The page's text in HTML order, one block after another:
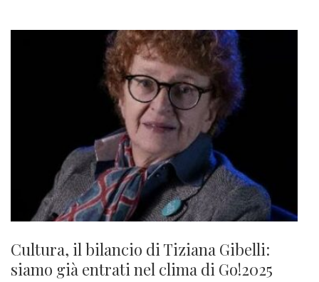
Cultura, il bilancio di Tiziana Gibelli:
siamo già entrati nel clima di Go!2025